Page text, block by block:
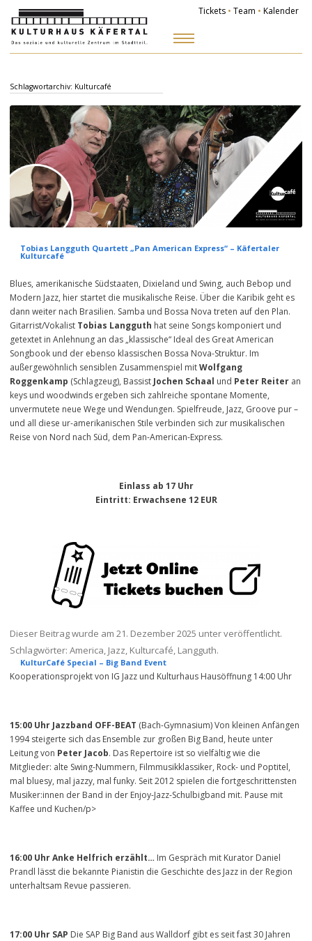
Tickets • Team • Kalender
Schlagwortarchiv: Kulturcafé
Tobias Langguth Quartett „Pan American Express“ – Käfertaler
Kulturcafé
Blues, amerikanische Südstaaten, Dixieland und Swing, auch Bebop und
Modern Jazz, hier startet die musikalische Reise. Über die Karibik geht es
dann weiter nach Brasilien. Samba und Bossa Nova treten auf den Plan.
Gitarrist/Vokalist Tobias Langguth hat seine Songs komponiert und
getextet in Anlehnung an das „klassische“ Ideal des Great American
Songbook und der ebenso klassischen Bossa Nova-Struktur. Im
außergewöhnlich sensiblen Zusammenspiel mitWolfgang
Roggenkamp (Schlagzeug), Bassist Jochen Schaal und Peter Reiter an
keys und woodwinds ergeben sich zahlreiche spontane Momente,
unvermutete neue Wege und Wendungen. Spielfreude, Jazz, Groove pur –
und all diese ur-amerikanischen Stile verbinden sich zur musikalischen
Reise von Nord nach Süd, dem Pan-American-Express.
Einlass ab 17 Uhr
Eintritt: Erwachsene 12 EUR
Dieser Beitrag wurde am 21. Dezember 2025 unter veröffentlicht.
Schlagwörter: America, Jazz, Kulturcafé, Langguth.
KulturCafé Special – Big Band Event
Kooperationsprojekt von IG Jazz und Kulturhaus Hausöffnung 14:00 Uhr
15:00 Uhr Jazzband OFF-BEAT (Bach-Gymnasium) Von kleinen Anfängen
1994 steigerte sich das Ensemble zur großen Big Band, heute unter
Leitung von Peter Jacob. Das Repertoire ist so vielfältig wie die
Mitglieder: alte Swing-Nummern, Filmmusikklassiker, Rock- und Poptitel,
mal bluesy, mal jazzy, mal funky. Seit 2012 spielen die fortgeschrittensten
Musiker:innen der Band in der Enjoy-Jazz-Schulbigband mit. Pause mit
Kaffee und Kuchen/p>
16:00 Uhr Anke Helfrich erzählt… Im Gespräch mit Kurator Daniel
Prandl lässt die bekannte Pianistin die Geschichte des Jazz in der Region
unterhaltsam Revue passieren.
17:00 Uhr SAP Die SAP Big Band aus Walldorf gibt es seit fast 30 Jahren